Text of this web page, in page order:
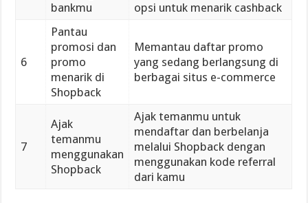
bankmu
opsi untuk menarik cashback
6
Pantau
promosi dan
promo
menarik di
Shopback
Memantau daftar promo
yang sedang berlangsung di
berbagai situs e-commerce
7
Ajak
temanmu
menggunakan
Shopback
Ajak temanmu untuk
mendaftar dan berbelanja
melalui Shopback dengan
menggunakan kode referral
dari kamu